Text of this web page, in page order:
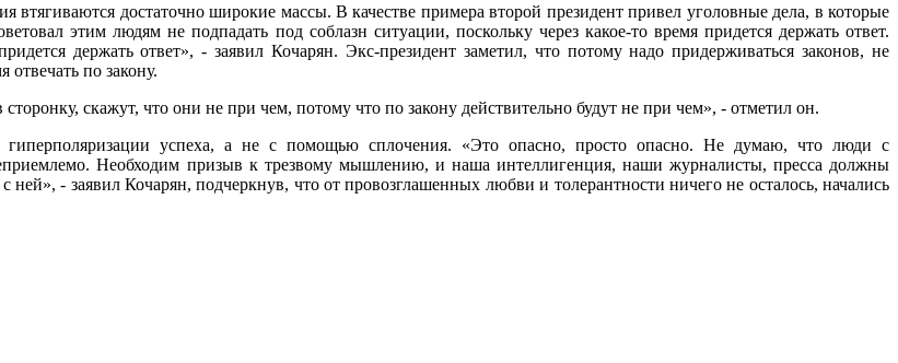
втягиваются достаточно широкие массы. В качестве примера второй президент привел уголовные дела, в которые
этим людям не подпадать под соблазн ситуации, поскольку через какое-то время придется держать ответ.
держать ответ», - заявил Кочарян. Экс-президент заметил, что потому надо придерживаться законов, не
отвечать по закону.
скажут, что они не при чем, потому что по закону действительно будут не при чем», - отметил он.
гиперполяризации успеха, а не с помощью сплочения. «Это опасно, просто опасно. Не думаю, что люди с
Необходим призыв к трезвому мышлению, и наша интеллигенция, наши журналисты, пресса должны
ней», - заявил Кочарян, подчеркнув, что от провозглашенных любви и толерантности ничего не осталось, начались